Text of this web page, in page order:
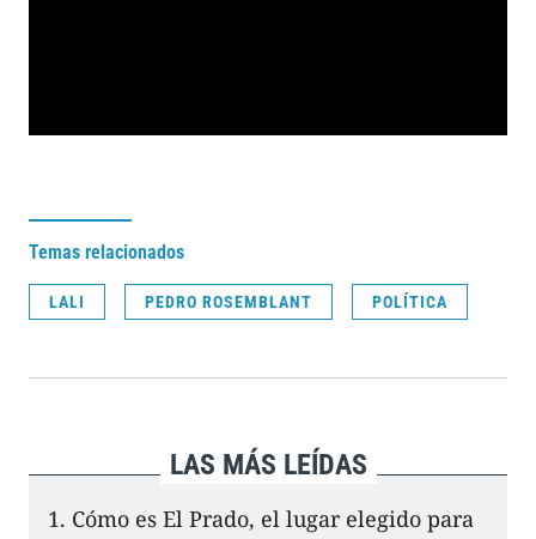
Temas relacionados
LALI PEDRO ROSEMBLANT POLÍTICA
LAS MÁS LEÍDAS
Cómo es El Prado, el lugar elegido para